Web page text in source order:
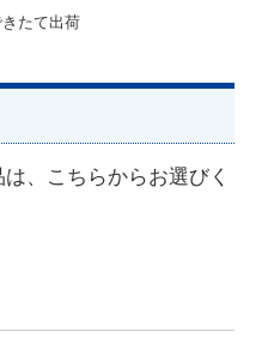
たて出荷
、こちらからお選びく